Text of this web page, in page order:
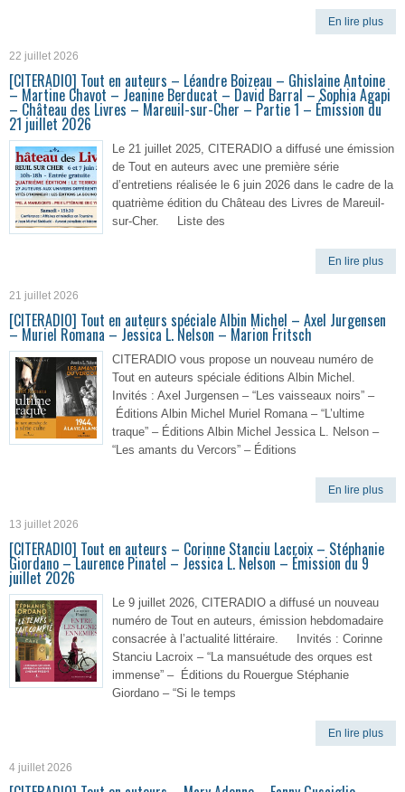
En lire plus
22 juillet 2026
[CITERADIO] Tout en auteurs – Léandre Boizeau – Ghislaine Antoine
– Martine Chavot – Jeanine Berducat – David Barral – Sophia Agapi
– Château des Livres – Mareuil-sur-Cher – Partie 1 – Émission du
21 juillet 2026
Le 21 juillet 2025, CITERADIO a diffusé une émission
de Tout en auteurs avec une première série
d’entretiens réalisée le 6 juin 2026 dans le cadre de la
quatrième édition du Château des Livres de Mareuil-
sur-Cher. Liste des
En lire plus
21 juillet 2026
[CITERADIO] Tout en auteurs spéciale Albin Michel – Axel Jurgensen
– Muriel Romana – Jessica L. Nelson – Marion Fritsch
CITERADIO vous propose un nouveau numéro de
Tout en auteurs spéciale éditions Albin Michel.
Invités : Axel Jurgensen – “Les vaisseaux noirs” –
Éditions Albin Michel Muriel Romana – “L’ultime
traque” – Éditions Albin Michel Jessica L. Nelson –
“Les amants du Vercors” – Éditions
En lire plus
13 juillet 2026
[CITERADIO] Tout en auteurs – Corinne Stanciu Lacroix – Stéphanie
Giordano – Laurence Pinatel – Jessica L. Nelson – Émission du 9
juillet 2026
Le 9 juillet 2026, CITERADIO a diffusé un nouveau
numéro de Tout en auteurs, émission hebdomadaire
consacrée à l’actualité littéraire. Invités : Corinne
Stanciu Lacroix – “La mansuétude des orques est
immense” – Éditions du Rouergue Stéphanie
Giordano – “Si le temps
En lire plus
4 juillet 2026